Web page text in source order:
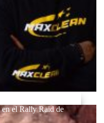
el Rally Raid de